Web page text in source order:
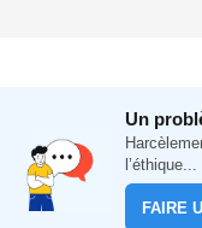
Un
FAIRE